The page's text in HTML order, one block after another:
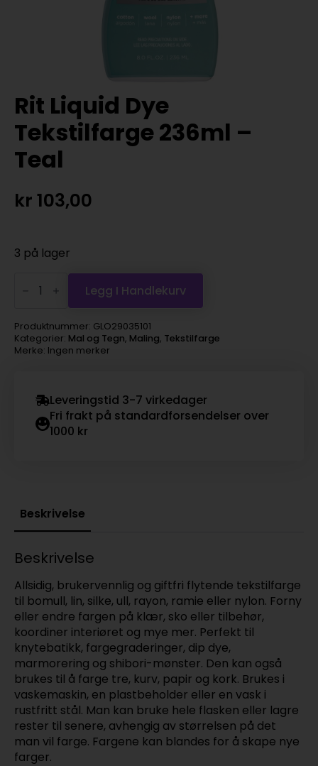
Rit Liquid Dye
Tekstilfarge 236ml –
Teal
kr 103,00
3 på lager
Liquid
Tekstilfarge
236ml
–
Teal
antall
Legg I Handlekurv
Produktnummer: GLO29035101
Kategorier: Mal og Tegn, Maling, Tekstilfarge
Merke: Ingen merker
Leveringstid 3-7 virkedager
Fri frakt på standardforsendelser over
1000 kr
Beskrivelse
Beskrivelse
Allsidig, brukervennlig og giftfri flytende tekstilfarge
til bomull, lin, silke, ull, rayon, ramie eller nylon. Forny
eller endre fargen på klær, sko eller tilbehør,
koordiner interiøret og mye mer. Perfekt til
knytebatikk, fargegraderinger, dip dye,
marmorering og shibori-mønster. Den kan også
brukes til å farge tre, kurv, papir og kork. Brukes i
vaskemaskin, en plastbeholder eller en vask i
rustfritt stål. Man kan bruke hele flasken eller lagre
rester til senere, avhengig av størrelsen på det
man vil farge. Fargene kan blandes for å skape nye
farger.